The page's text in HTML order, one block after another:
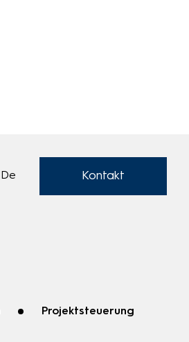
De Kontakt
Projektsteuerung